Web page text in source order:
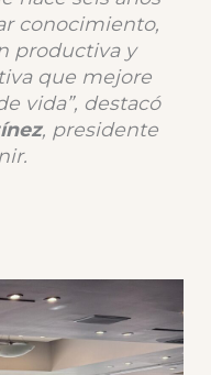
conocimiento,
productiva y
que mejore
vida”, destacó
, presidente